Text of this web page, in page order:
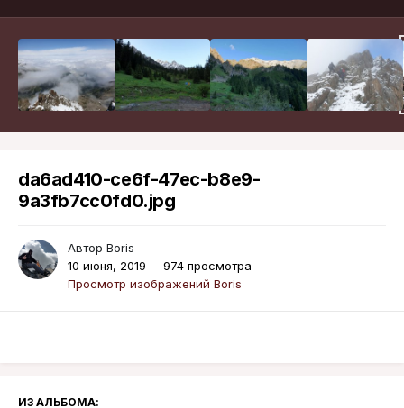
da6ad410-ce6f-47ec-b8e9-
9a3fb7cc0fd0.jpg
Автор Boris
10 июня, 2019
974 просмотра
Просмотр изображений Boris
ИЗ АЛЬБОМА: